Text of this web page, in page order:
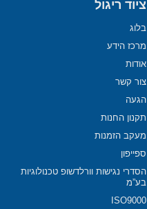
ציוד ריגול
בלוג
מרכז הידע
אודות
צור קשר
הגעה
תקנון החנות
מעקב הזמנות
ספייפון
הסדרי נגישות וורלדשופ טכנולוגיות
בע”מ
ISO9000